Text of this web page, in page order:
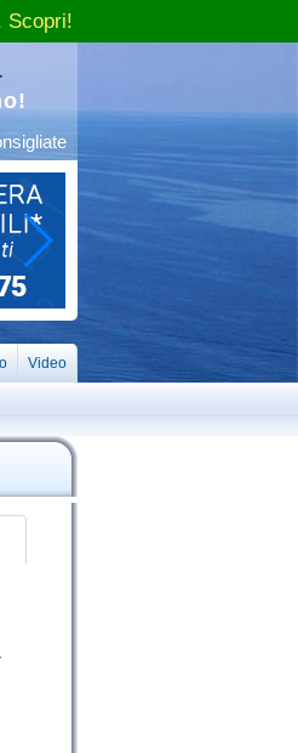
Video
Scopri!